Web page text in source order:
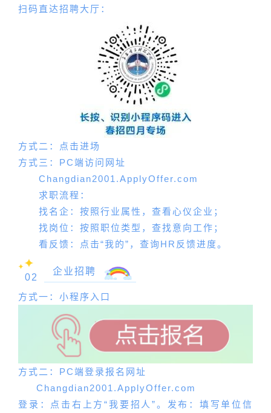
扫码直达招聘大厅：
方式二：点击进场
方式三：PC端访问网址
Changdian2001.ApplyOffer.com
求职流程：
找名企：按照行业属性，查看心仪企业；
找岗位：按照职位类型，查找意向工作；
看反馈：点击“我的”，查询HR反馈进度。
02
企业招聘
方式一：小程序入口
方式二：PC端登录报名网址
Changdian2001.ApplyOffer.com
登录：点击右上方“我要招人”。发布：填写单位信